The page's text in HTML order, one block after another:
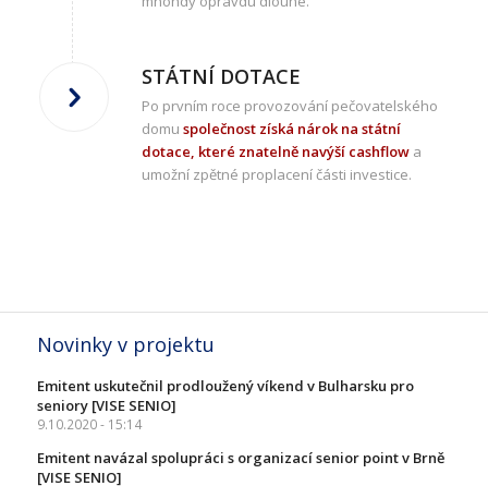
STÁTNÍ DOTACE
Po prvním roce provozování pečovatelského
domu společnost získá nárok na státní
dotace, které znatelně navýší cashflowa
umožní zpětné proplacení části investice.
Novinky v projektu
Emitent uskutečnil prodloužený víkend v Bulharsku pro
seniory [VISE SENIO]
9.10.2020 - 15:14
Emitent navázal spolupráci s organizací senior point v Brně
[VISE SENIO]